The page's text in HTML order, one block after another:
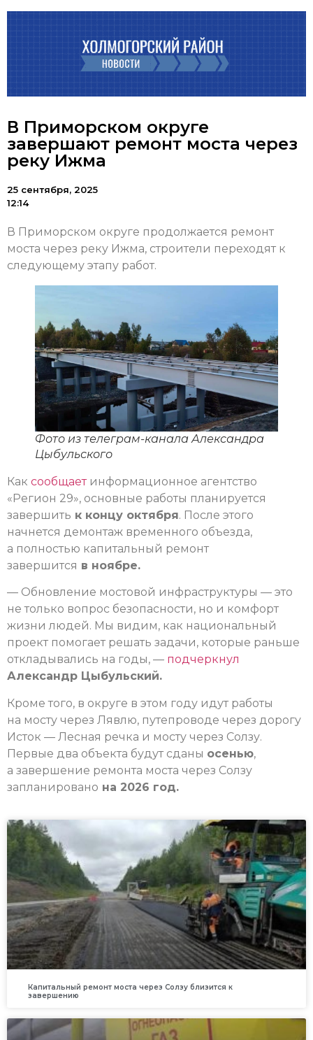
В Приморском округе
завершают ремонт моста через
реку Ижма
25 сентября, 2025
12:14
В Приморском округе продолжается ремонт
моста через реку Ижма, строители переходят к
следующему этапу работ.
Фото из телеграм-канала Александра
Цыбульского
Как сообщаетинформационное агентство
«Регион 29», основные работы планируется
завершить к концу октября. После этого
начнется демонтаж временного объезда,
а полностью капитальный ремонт
завершится в ноябре.
— Обновление мостовой инфраструктуры — это
не только вопрос безопасности, но и комфорт
жизни людей. Мы видим, как национальный
проект помогает решать задачи, которые раньше
откладывались на годы, — подчеркнул
Александр Цыбульский.
Кроме того, в округе в этом году идут работы
на мосту через Лявлю, путепроводе через дорогу
Исток — Лесная речка и мосту через Солзу.
Первые два объекта будут сданы осенью,
а завершение ремонта моста через Солзу
запланировано на 2026 год.
Капитальный ремонт моста через Солзу близится к
завершению